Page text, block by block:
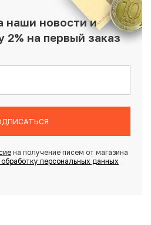
наши новости и
2% на первый заказ
на получение писем от магазина
обработку персональных данных